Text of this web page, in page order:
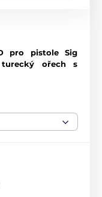
pro pistole Sig
turecký ořech s
je jedinečným
hladký